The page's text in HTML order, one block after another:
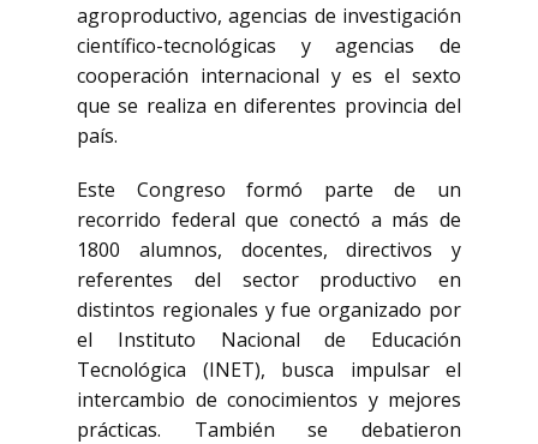
agroproductivo, agencias de investigación
científico-tecnológicas y agencias de
cooperación internacional y es el sexto
que se realiza en diferentes provincia del
país.
Este Congreso formó parte de un
recorrido federal que conectó a más de
1800 alumnos, docentes, directivos y
referentes del sector productivo en
distintos regionales y fue organizado por
el Instituto Nacional de Educación
Tecnológica (INET), busca impulsar el
intercambio de conocimientos y mejores
prácticas. También se debatieron